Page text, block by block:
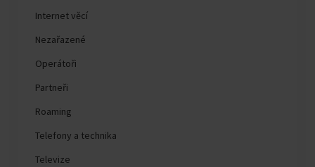
Internet věcí
Nezařazené
Operátoři
Partneři
Roaming
Telefony a technika
Televize